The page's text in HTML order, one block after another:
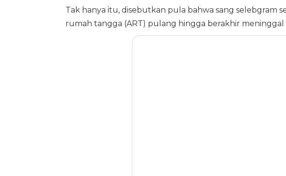
Tak hanya itu, disebutkan pula bahwa sang selebgram
rumah tangga (ART) pulang hingga berakhir meninggal